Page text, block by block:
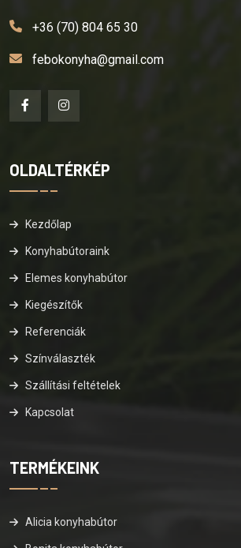
+36 (70) 804 65 30
febokonyha@gmail.com
OLDALTÉRKÉP
Kezdőlap
Konyhabútoraink
Elemes konyhabútor
Kiegészítők
Referenciák
Színválaszték
Szállítási feltételek
Kapcsolat
TERMÉKEINK
Alicia konyhabútor